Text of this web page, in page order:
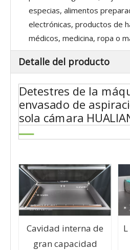
especias, alimentos
electrónicas, productos de
médicos, medicina, ropa o
Detalle del producto
Detestres de la
envasado de
sola cámara
Cavidad interna de
gran capacidad